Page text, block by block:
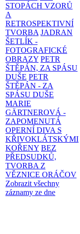
STOPÁCH VZORŮ
A
RETROSPEKTIVNÍ
TVORBA JADRAN
ŠETLÍK -
FOTOGRAFICKÉ
OBRAZY PETR
ŠTĚPÁN, ZA SPÁSU
DUŠE PETR
ŠTĚPÁN - ZA
SPÁSU DUŠE
MARIE
GÄRTNEROVÁ -
ZAPOMENUTÁ
OPERNÍ DIVA S
KŘIVOKLÁTSKÝMI
KOŘENY BEZ
PŘEDSUDKŮ,
TVORBA Z
VĚZNICE ORÁČOV
Zobrazit všechny
záznamy ze dne